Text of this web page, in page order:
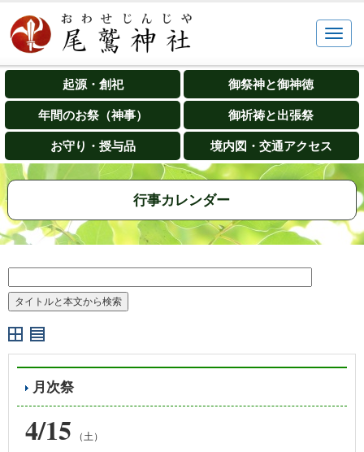
起源・創祀 御祭神と御神徳
年間のお祭（神事） 御祈祷と出張祭
お守り・授与品 境内図・交通アクセス
行事カレンダー
月次祭
4/15 （土）